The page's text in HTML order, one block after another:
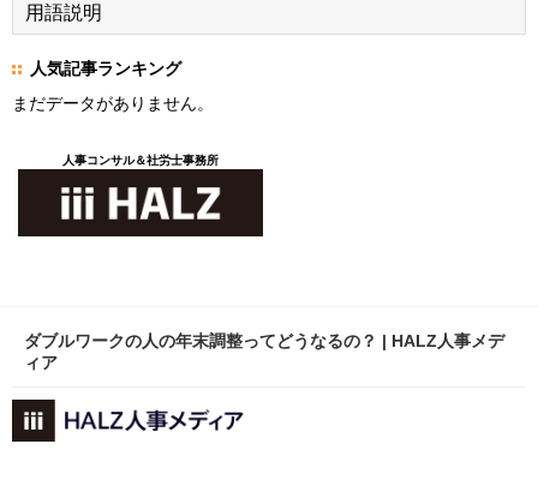
用語説明
人気記事ランキング
まだデータがありません。
人事コンサル＆社労士事務所
ダブルワークの人の年末調整ってどうなるの？ | HALZ人事メデ
ィア